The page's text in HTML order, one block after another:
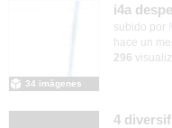
i4a
Contenido
subido por
34 imágenes
hace un
296
4